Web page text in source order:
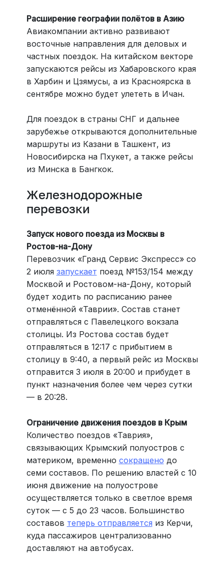
Расширение географии полётов в Азию
Авиакомпании активно развивают
восточные направления для деловых и
частных поездок. На китайском векторе
запускаются рейсы из Хабаровского края
в Харбин и Цзямусы, а из Красноярска в
сентябре можно будет улететь в Ичан.
Для поездок в страны СНГ и дальнее
зарубежье открываются дополнительные
маршруты из Казани в Ташкент, из
Новосибирска на Пхукет, а также рейсы
из Минска в Бангкок.
Железнодорожные
перевозки
Запуск нового поезда из Москвы в
Ростов-на-Дону
Перевозчик «Гранд Сервис Экспресс» со
2 июля запускает поезд №153/154 между
Москвой и Ростовом-на-Дону, который
будет ходить по расписанию ранее
отменённой «Таврии». Состав станет
отправляться с Павелецкого вокзала
столицы. Из Ростова состав будет
отправляться в 12:17 с прибытием в
столицу в 9:40, а первый рейс из Москвы
отправится 3 июля в 20:00 и прибудет в
пункт назначения более чем через сутки
— в 20:28.
Ограничение движения поездов в Крым
Количество поездов «Таврия»,
связывающих Крымский полуостров с
материком, временно сокращено до
семи составов. По решению властей с 10
июня движение на полуострове
осуществляется только в светлое время
суток — с 5 до 23 часов. Большинство
составов теперь отправляется из Керчи,
куда пассажиров централизованно
доставляют на автобусах.